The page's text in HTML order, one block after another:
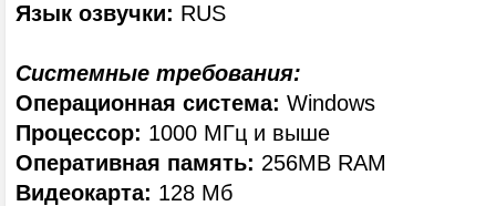
Язык озвучки: RUS
Системные требования:
Операционная система: Windows
Процессор: 1000 МГц и выше
Оперативная память: 256MB RAM
Видеокарта: 128 Мб